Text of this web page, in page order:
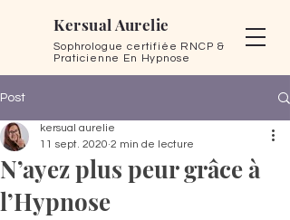
Sophrologue certifiée RNCP &
Praticienne En Hypnose
Kersual Aurelie
Post
N’ayez plus peur grâce à
l’Hypnose
kersual aurelie
11 sept. 2020 2 min de lecture